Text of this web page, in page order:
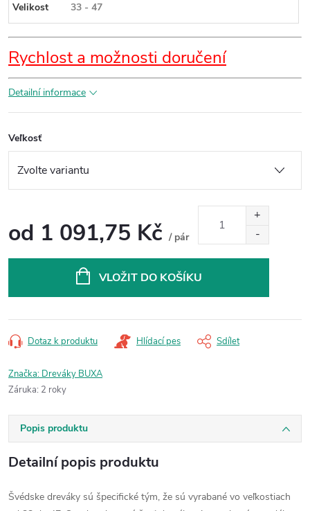
Velikost 33 - 47
Rychlost a možnosti doručení
Detailní informace
Veľkosť
od 1 091,75 Kč / pár
VLOŽIT DO KOŠÍKU
Dotaz k produktu Hlídací pes Sdílet
Značka: Dreváky BUXA
Záruka: 2 roky
Popis produktu
Detailní popis produktu
Švédske dreváky sú špecifické tým, že sú vyrabané vo veľkostiach